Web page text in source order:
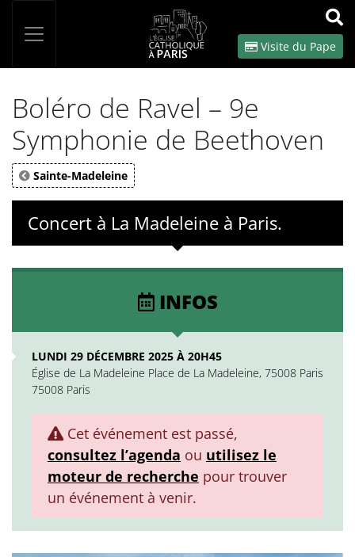
OK
Visite du Pape
Boléro de Ravel – 9e
Symphonie de Beethoven
Sainte-Madeleine
Concert à La Madeleine à Paris.
INFOS
LUNDI 29 DÉCEMBRE 2025 À 20H45
Église de La Madeleine Place de La Madeleine, 75008 Paris
75008 Paris
Cet événement est passé,
consultez l’agenda ou utilisez le
moteur de recherche pour trouver
un événement à venir.
Panneau de gestion des cookies